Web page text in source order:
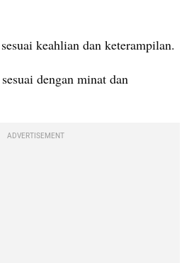
keahlian dan keterampilan.
dengan minat dan
ADVERTISEMENT